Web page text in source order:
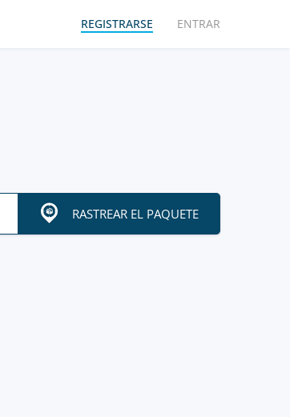
REGISTRARSE ENTRAR
RASTREAR EL PAQUETE